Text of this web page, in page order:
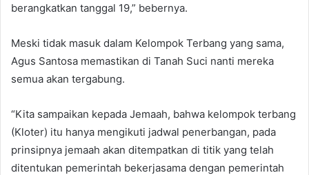
berangkatkan tanggal 19,” bebernya.
Meski tidak masuk dalam Kelompok Terbang yang sama,
Agus Santosa memastikan di Tanah Suci nanti mereka
semua akan tergabung.
“Kita sampaikan kepada Jemaah, bahwa kelompok terbang
(Kloter) itu hanya mengikuti jadwal penerbangan, pada
prinsipnya jemaah akan ditempatkan di titik yang telah
ditentukan pemerintah bekerjasama dengan pemerintah